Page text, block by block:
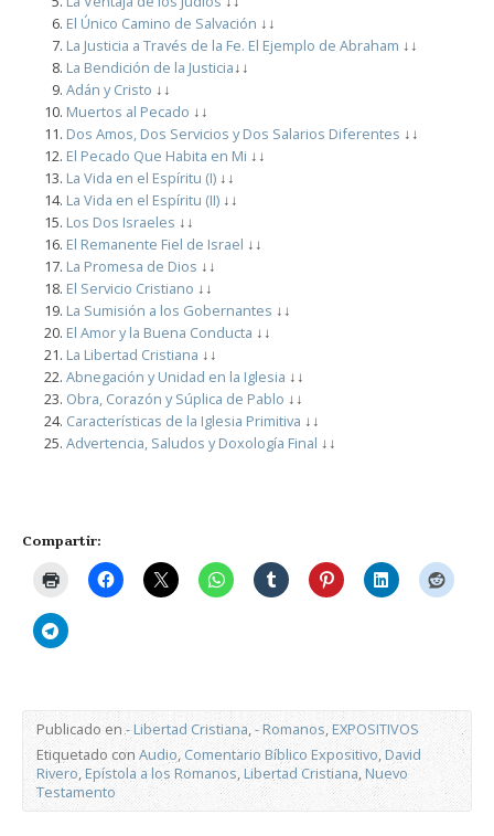
El Único Camino de Salvación ↓↓
La Justicia a Través de la Fe. El Ejemplo de Abraham ↓↓
La Bendición de la Justicia↓↓
Adán y Cristo ↓↓
Muertos al Pecado ↓↓
Dos Amos, Dos Servicios y Dos Salarios Diferentes ↓↓
El Pecado Que Habita en Mi ↓↓
La Vida en el Espíritu (I) ↓↓
La Vida en el Espíritu (II) ↓↓
Los Dos Israeles ↓↓
El Remanente Fiel de Israel ↓↓
La Promesa de Dios ↓↓
El Servicio Cristiano ↓↓
La Sumisión a los Gobernantes ↓↓
El Amor y la Buena Conducta ↓↓
La Libertad Cristiana ↓↓
Abnegación y Unidad en la Iglesia ↓↓
Obra, Corazón y Súplica de Pablo ↓↓
Características de la Iglesia Primitiva ↓↓
Advertencia, Saludos y Doxología Final ↓↓
Compartir:
Publicado en- Libertad Cristiana,- Romanos,EXPOSITIVOS
Etiquetado conAudio, Comentario Bíblico Expositivo,David
Rivero,Epístola a los Romanos,Libertad Cristiana,Nuevo
Testamento